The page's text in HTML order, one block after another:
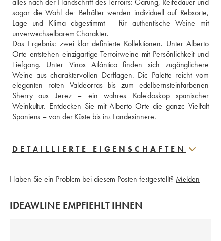
alles nach der Handschrift des Terroirs: Gärung, Reifedauer und
sogar die Wahl der Behälter werden individuell auf Rebsorte,
Lage und Klima abgestimmt – für authentische Weine mit
unverwechselbarem Charakter.
Das Ergebnis: zwei klar definierte Kollektionen. Unter Alberto
Orte entstehen einzigartige Terroirweine mit Persönlichkeit und
Tiefgang. Unter Vinos Atlántico finden sich zugänglichere
Weine aus charaktervollen Dorflagen. Die Palette reicht vom
eleganten roten Valdeorras bis zum edelbernsteinfarbenen
Sherry aus Jerez – ein wahres Kaleidoskop spanischer
Weinkultur. Entdecken Sie mit Alberto Orte die ganze Vielfalt
Spaniens – von der Küste bis ins Landesinnere.
DETAILLIERTE EIGENSCHAFTEN
Haben Sie ein Problem bei diesem Posten festgestellt? Melden
IDEAWLINE EMPFIEHLT IHNEN